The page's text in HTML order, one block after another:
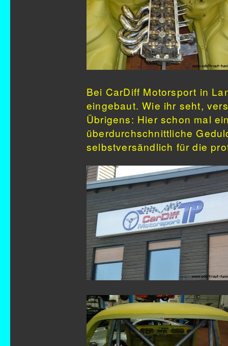
Bei CarDiff Motorsport in
eingebaut. Wie ihr seht,
Übrigens: Hier schon mal
überdurchschnittliche
selbstversändlich für die